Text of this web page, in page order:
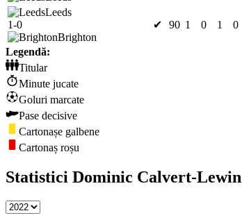
Leeds
1-0
Brighton
✔ 90 1 0 1 0
Legendă:
Titular
Minute jucate
Goluri marcate
Pase decisive
Cartonașe galbene
Cartonaș roșu
Statistici Dominic Calvert-Lewin